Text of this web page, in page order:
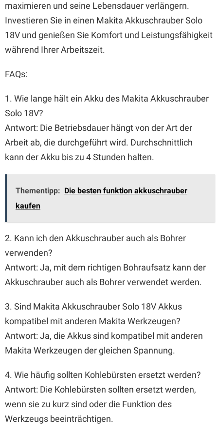
maximieren und seine Lebensdauer verlängern.
Investieren Sie in einen Makita Akkuschrauber Solo
18V und genießen Sie Komfort und Leistungsfähigkeit
während Ihrer Arbeitszeit.
FAQs:
1. Wie lange hält ein Akku des Makita Akkuschrauber
Solo 18V?
Antwort: Die Betriebsdauer hängt von der Art der
Arbeit ab, die durchgeführt wird. Durchschnittlich
kann der Akku bis zu 4 Stunden halten.
Thementipp: Die besten funktion akkuschrauber
kaufen
2. Kann ich den Akkuschrauber auch als Bohrer
verwenden?
Antwort: Ja, mit dem richtigen Bohraufsatz kann der
Akkuschrauber auch als Bohrer verwendet werden.
3. Sind Makita Akkuschrauber Solo 18V Akkus
kompatibel mit anderen Makita Werkzeugen?
Antwort: Ja, die Akkus sind kompatibel mit anderen
Makita Werkzeugen der gleichen Spannung.
4. Wie häufig sollten Kohlebürsten ersetzt werden?
Antwort: Die Kohlebürsten sollten ersetzt werden,
wenn sie zu kurz sind oder die Funktion des
Werkzeugs beeinträchtigen.